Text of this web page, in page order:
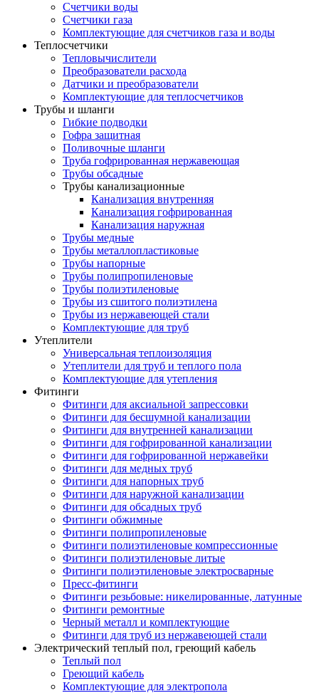
Счетчики воды
Счетчики газа
Комплектующие для счетчиков газа и воды
Теплосчетчики
Тепловычислители
Преобразователи расхода
Датчики и преобразователи
Комплектующие для теплосчетчиков
Трубы и шланги
Гибкие подводки
Гофра защитная
Поливочные шланги
Труба гофрированная нержавеющая
Трубы обсадные
Трубы канализационные
Канализация внутренняя
Канализация гофрированная
Канализация наружная
Трубы медные
Трубы металлопластиковые
Трубы напорные
Трубы полипропиленовые
Трубы полиэтиленовые
Трубы из сшитого полиэтилена
Трубы из нержавеющей стали
Комплектующие для труб
Утеплители
Универсальная теплоизоляция
Утеплители для труб и теплого пола
Комплектующие для утепления
Фитинги
Фитинги для аксиальной запрессовки
Фитинги для бесшумной канализации
Фитинги для внутренней канализации
Фитинги для гофрированной канализации
Фитинги для гофрированной нержавейки
Фитинги для медных труб
Фитинги для напорных труб
Фитинги для наружной канализации
Фитинги для обсадных труб
Фитинги обжимные
Фитинги полипропиленовые
Фитинги полиэтиленовые компрессионные
Фитинги полиэтиленовые литые
Фитинги полиэтиленовые электросварные
Пресс-фитинги
Фитинги резьбовые: никелированные, латунные
Фитинги ремонтные
Черный металл и комплектующие
Фитинги для труб из нержавеющей стали
Электрический теплый пол, греющий кабель
Теплый пол
Греющий кабель
Комплектующие для электропола